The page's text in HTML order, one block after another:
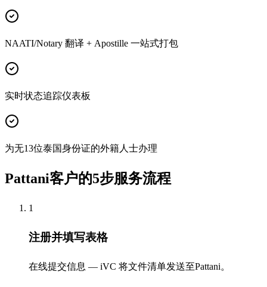
NAATI/Notary 翻译 + Apostille 一站式打包
实时状态追踪仪表板
为无13位泰国身份证的外籍人士办理
Pattani客户的5步服务流程
1
注册并填写表格
在线提交信息 — iVC 将文件清单发送至Pattani。